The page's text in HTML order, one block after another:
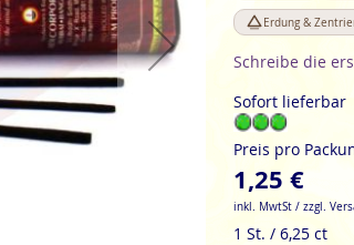
Erdung &
Schreibe die
Sofort lieferbar
Preis pro
1,25 €
inkl. MwtSt / zzgl.
1 St. / 6,25 ct